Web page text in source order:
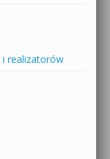
i realizatorów